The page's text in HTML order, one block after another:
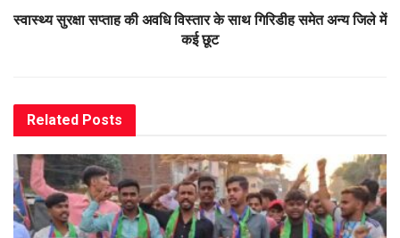
स्वास्थ्य सुरक्षा सप्ताह की अवधि विस्तार के साथ गिरिडीह समेत अन्य जिले में
कई छूट
Related Posts